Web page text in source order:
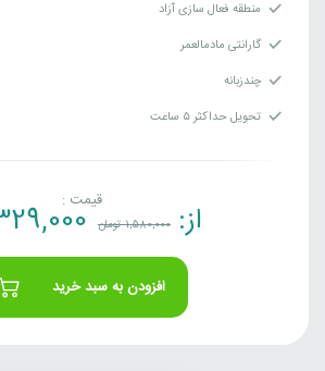
منطقه فعال سازی آزاد
گارانتی مادمالعمر
چندزبانه
تحویل حداکثر ۵ ساعت
قیمت : از: 1,580,000تومان
افزودن به سبد خرید